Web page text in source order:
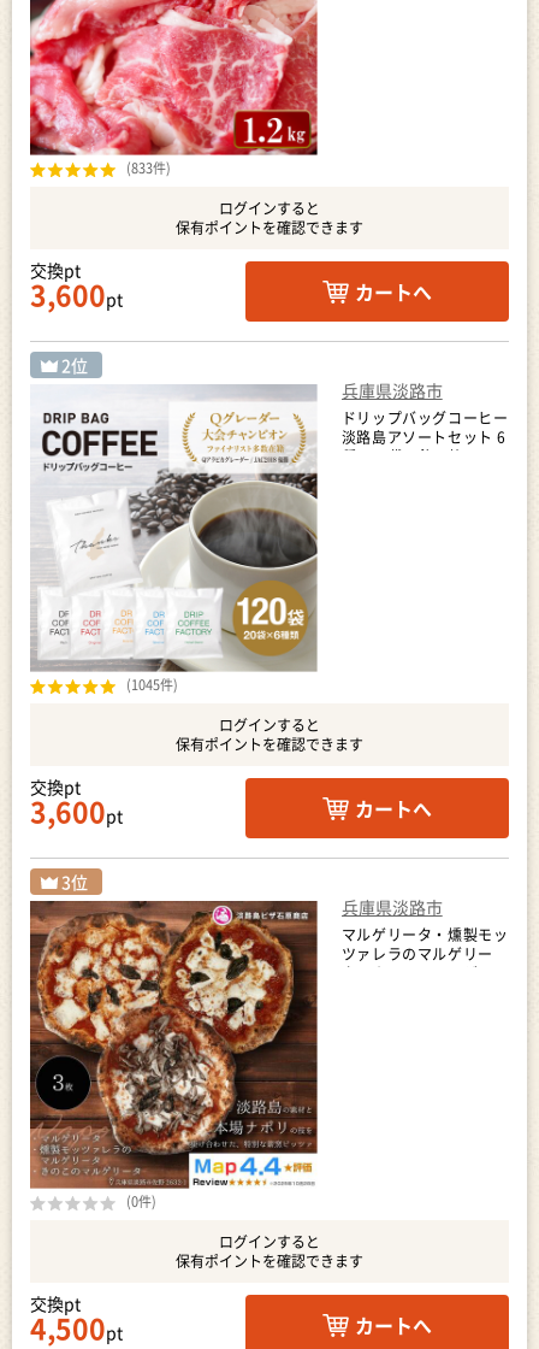
(833件)
ログインすると
保有ポイントを確認できます
交換pt
3,600pt カートへ
(1045件)
兵庫県淡路市
ドリップバッグコーヒー
淡路島アソートセット 6
種 120袋 飲み比べ コ
ログインすると
保有ポイントを確認できます
交換pt
3,600pt カートへ
(0件)
兵庫県淡路市
マルゲリータ・燻製モッ
ツァレラのマルゲリー
タ・きのこのマルゲリー
ログインすると
保有ポイントを確認できます
交換pt
4,500pt カートへ